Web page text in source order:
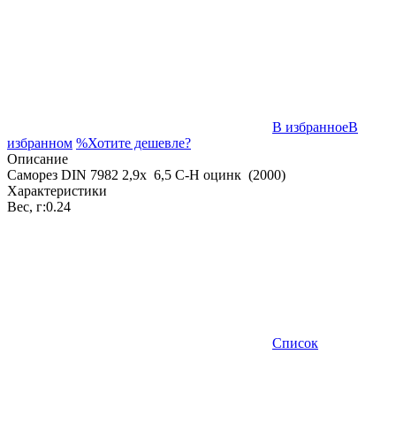
В избранноеВ
избранном %Хотите дешевле?
Описание
Саморез DIN 7982 2,9x 6,5 C-H оцинк (2000)
Характеристики
Вес, г:0.24
Список